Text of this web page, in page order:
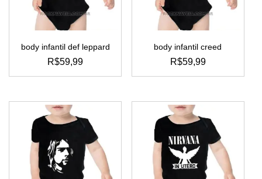
body infantil def leppard
R$59,99
este
tem
várias
variantes.
opções
podem
body infantil creed
R$59,99
este
tem
várias
variantes.
as
opções
podem
ser